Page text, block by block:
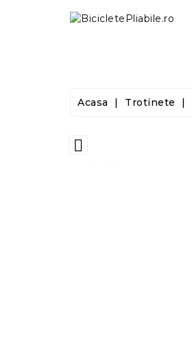
Acasa Trotinete
